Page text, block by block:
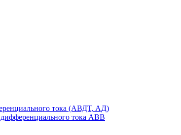
тока (АВДТ, АД)
тока ABB